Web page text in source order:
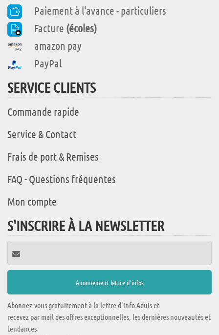
Paiement à l'avance - particuliers
Facture (écoles)
amazon pay
PayPal
SERVICE CLIENTS
Commande rapide
Service & Contact
Frais de port & Remises
FAQ - Questions fréquentes
Mon compte
S'INSCRIRE À LA NEWSLETTER
Abonnez-vous gratuitement à la lettre d'info Aduis et
recevez par mail des offres exceptionnelles, les dernières nouveautés et
tendances